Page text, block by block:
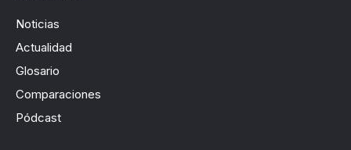
Noticias
Actualidad
Glosario
Comparaciones
Pódcast